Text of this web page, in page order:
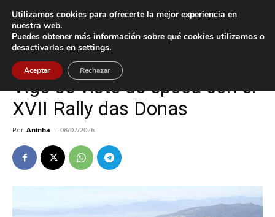
Inicio Cultura / Ocio
Cultura / Ocio Deportes Vigo
Vigo se viste de época con el
XVII Rally das Donas
Por Aninha - 08/07/2026
Utilizamos cookies para ofrecerte la mejor experiencia en
nuestra web.
Puedes obtener más información sobre qué cookies utilizamos o
desactivarlas en settings.
Aceptar Rechazar